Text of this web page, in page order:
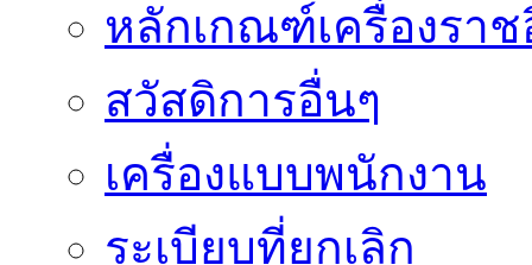
หลักเกณฑ์เครื่องรา
สวัสดิการอื่นๆ
เครื่องแบบพนักงาน
ระเบียบที่ยกเลิก